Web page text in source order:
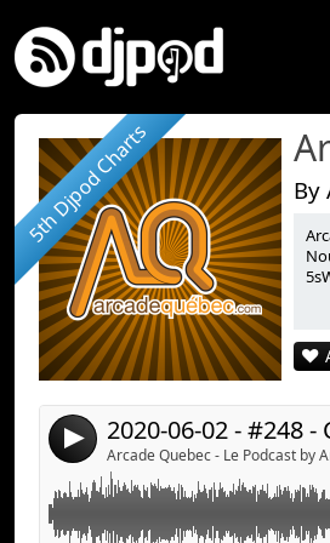
5th Djpod Charts By
4 2020-06-02 - #248
Arcade Quebec - Le Podcast by
Link:
Widget:
Share:
Post:
Send by
Cette semaine, est-ce que
Merci à Steeve Tremblay du
passage!
Les Geeks-contre-attaquent -
geeks-contre-attaquent/
Le Salon de Gaming de
Le Salon de Gaming de
https://www.facebook.com/